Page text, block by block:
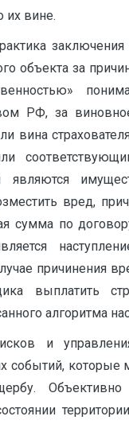
их вине.
объекта за
РФ, за
вина
являются
вред,
сумма по
причинения
алгоритма
и
которые
Объективно